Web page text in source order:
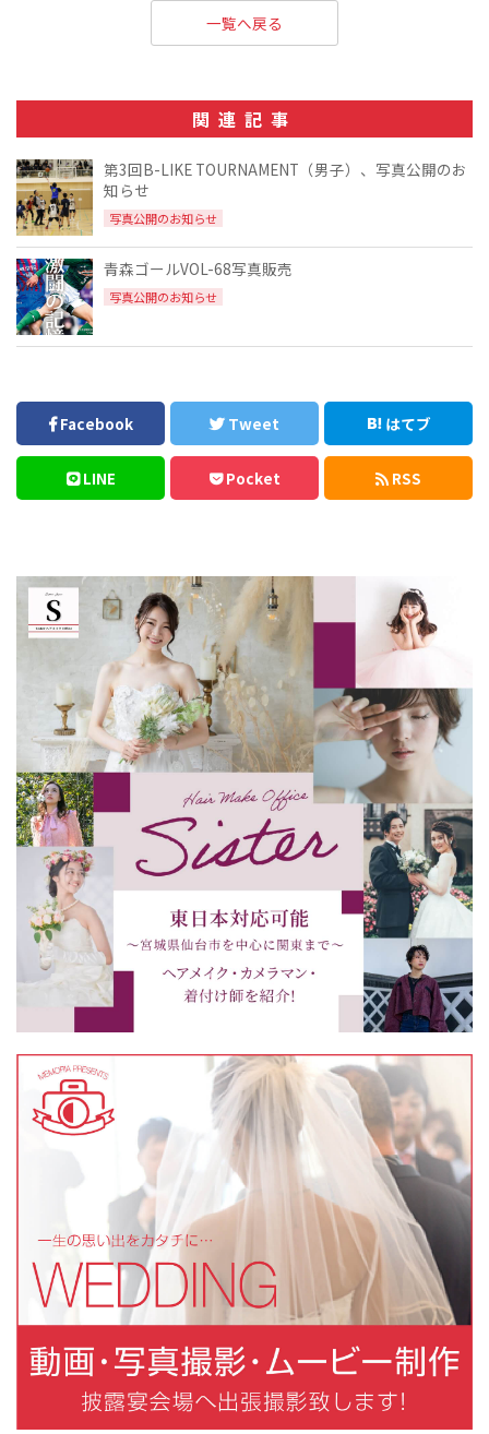
Facebook Tweet はてブ
LINE Pocket RSS
一覧へ戻る
関連記事
第3回B-LIKE TOURNAMENT（男子）、写真公開のお
知らせ
写真公開のお知らせ
青森ゴールVOL-68写真販売
写真公開のお知らせ